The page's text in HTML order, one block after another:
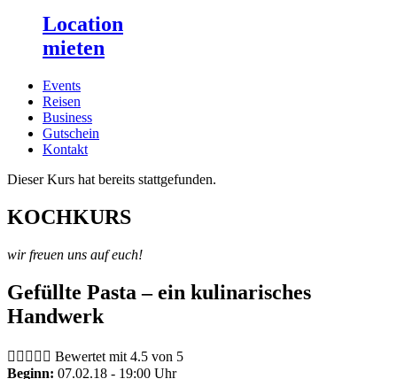
Location
mieten
Events
Reisen
Business
Gutschein
Kontakt
Dieser Kurs hat bereits stattgefunden.
KOCHKURS
wir freuen uns auf euch!
Gefüllte Pasta – ein kulinarisches
Handwerk
     Bewertet mit 4.5 von 5
Beginn: 07.02.18 - 19:00 Uhr